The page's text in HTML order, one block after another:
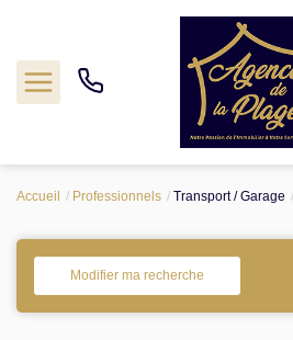
Acheter
Accueil Professionnels Transport / Garage
Modifier ma recherche